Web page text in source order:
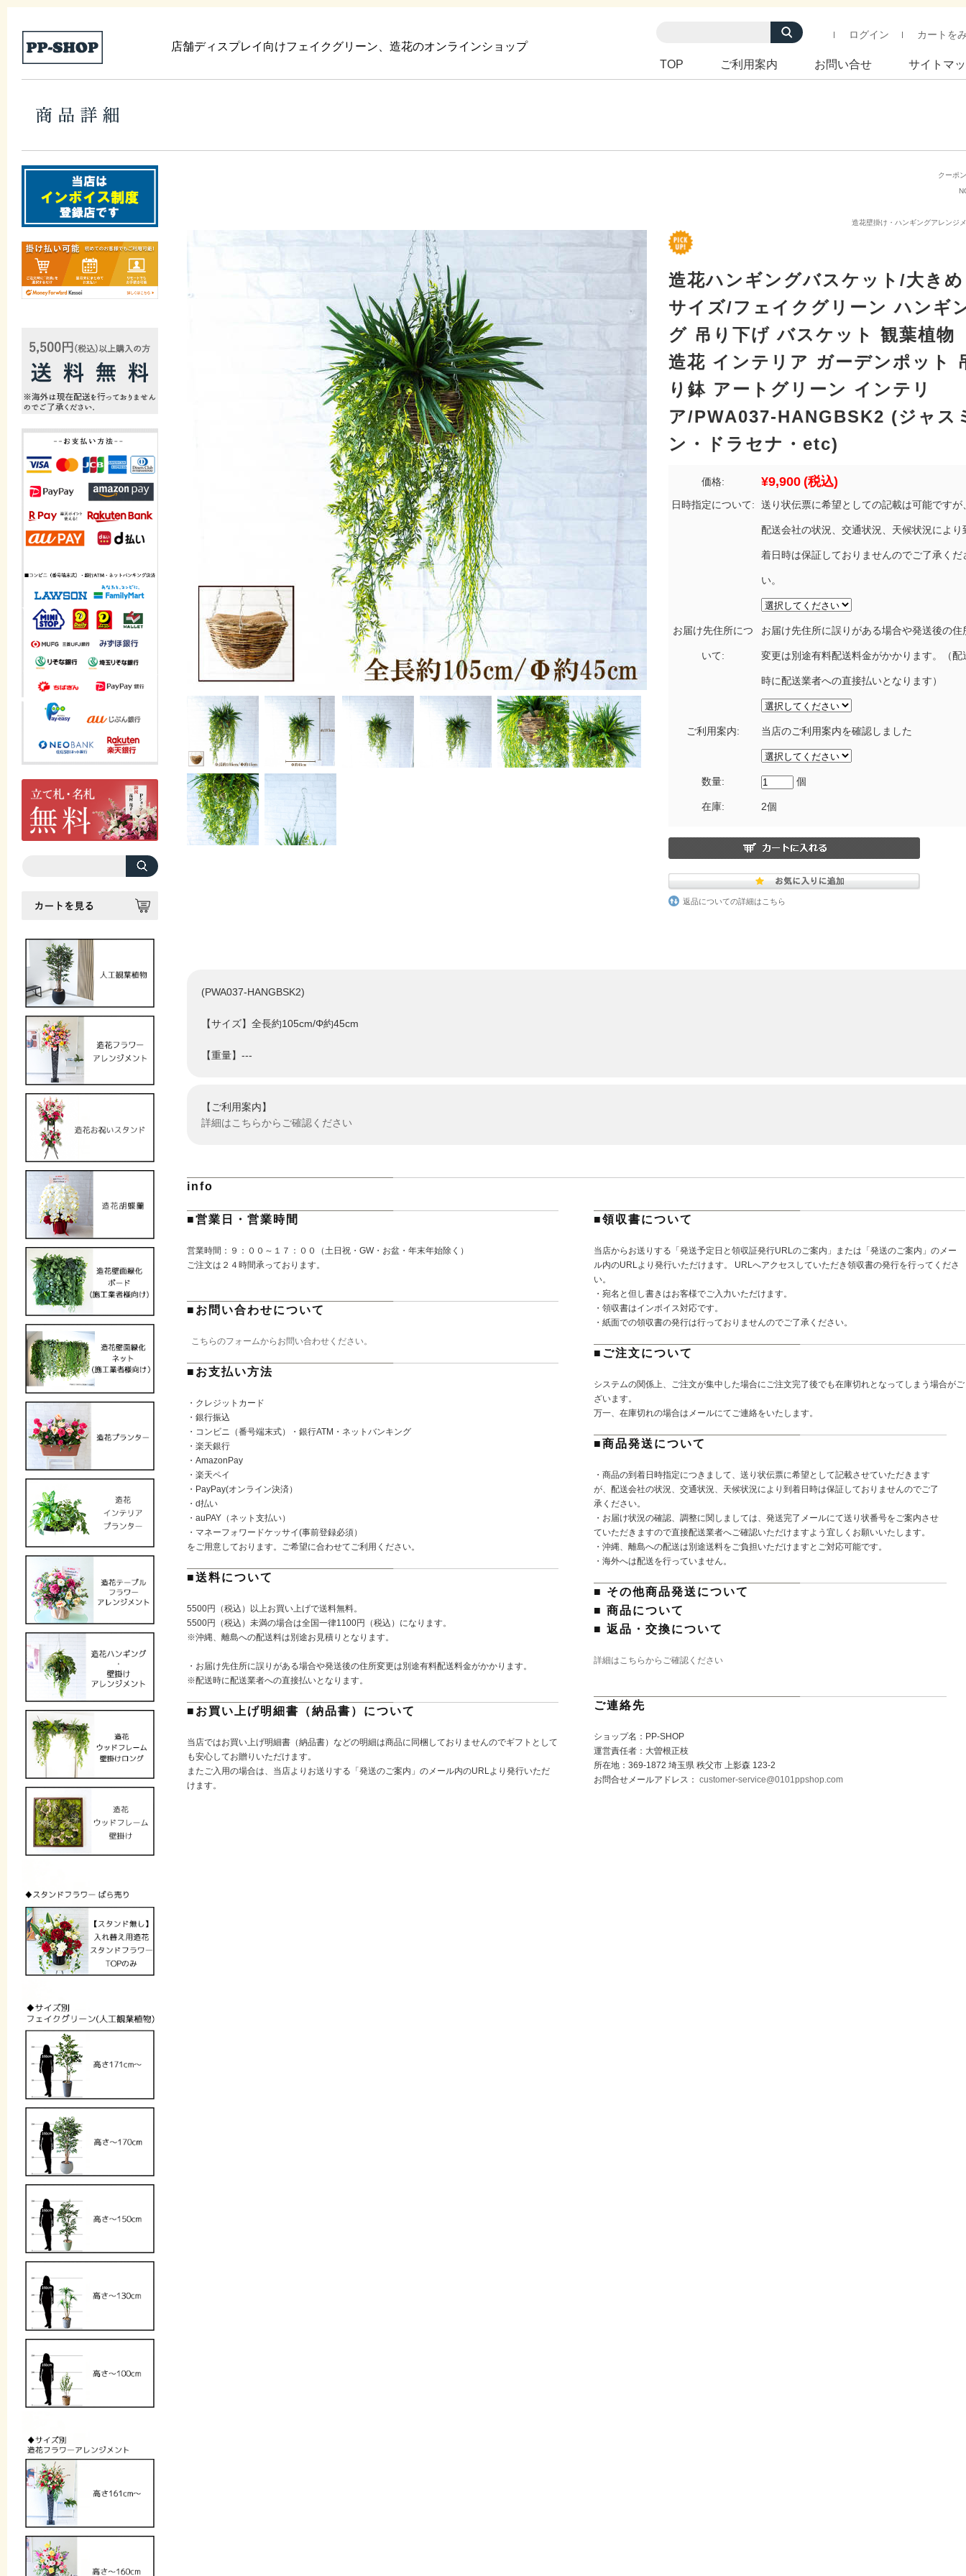
店舗ディスプレイ向けフェイクグリーン、造花のオンラインショップ
ログイン カートを
TOP ご利用案内 お問い合せ サイトマ
クーポ
造花壁掛け・ハンギングアレンジ
造花ハンギングバスケット/大きめ
サイズ/フェイクグリーン ハンギ
グ 吊り下げ バスケット 観葉植物
造花 インテリア ガーデンポット
り鉢 アートグリーン インテリ
ア/PWA037-HANGBSK2 (ジャス
ン・ドラセナ・etc)
価格: ¥9,900 (税込)
日時指定について: 送り状伝票に希望としての記載は可能ですが
配送会社の状況、交通状況、天候状況により
着日時は保証しておりませんのでご了承くだ
い。
お届け先住所につ
いて:
お届け先住所に誤りがある場合や発送後の住
変更は別途有料配送料金がかかります。（配
時に配送業者への直接払いとなります）
ご利用案内: 当店のご利用案内を確認しました
数量: 個
在庫: 2個
返品についての詳細はこちら
(PWA037-HANGBSK2)
【サイズ】全長約105cm/Φ約45cm
【重量】---
【ご利用案内】
詳細はこちらからご確認ください
info
■営業日・営業時間
営業時間：９：００～１７：００（土日祝・GW・お盆・年末年始除く）
ご注文は２４時間承っております。
■お問い合わせについて
こちらのフォームからお問い合わせください。
■お支払い方法
・クレジットカード
・銀行振込
・コンビニ（番号端末式）・銀行ATM・ネットバンキング
・楽天銀行
・AmazonPay
・楽天ペイ
・PayPay(オンライン決済）
・d払い
・auPAY（ネット支払い）
・マネーフォワードケッサイ(事前登録必須）
をご用意しております。ご希望に合わせてご利用ください。
■送料について
5500円（税込）以上お買い上げで送料無料。
5500円（税込）未満の場合は全国一律1100円（税込）になります。
※沖縄、離島への配送料は別途お見積りとなります。
・お届け先住所に誤りがある場合や発送後の住所変更は別途有料配送料金がかかります。
※配送時に配送業者への直接払いとなります。
■お買い上げ明細書（納品書）について
当店ではお買い上げ明細書（納品書）などの明細は商品に同梱しておりませんのでギフトとして
も安心してお贈りいただけます。
またご入用の場合は、当店よりお送りする「発送のご案内」のメール内のURLより発行いただ
けます。
■領収書について
当店からお送りする「発送予定日と領収証発行URLのご案内」または「発送のご案内」のメー
ル内のURLより発行いただけます。 URLへアクセスしていただき領収書の発行を行ってくださ
い。
・宛名と但し書きはお客様でご入力いただけます。
・領収書はインボイス対応です。
・紙面での領収書の発行は行っておりませんのでご了承ください。
■ご注文について
システムの関係上、ご注文が集中した場合にご注文完了後でも在庫切れとなってしまう場合がご
ざいます。
万一、在庫切れの場合はメールにてご連絡をいたします。
■商品発送について
・商品の到着日時指定につきまして、送り状伝票に希望として記載させていただきます
が、配送会社の状況、交通状況、天候状況により到着日時は保証しておりませんのでご了
承ください。
・お届け状況の確認、調整に関しましては、発送完了メールにて送り状番号をご案内させ
ていただきますので直接配送業者へご確認いただけますよう宜しくお願いいたします。
・沖縄、離島への配送は別途送料をご負担いただけますとご対応可能です。
・海外へは配送を行っていません。
■ その他商品発送について
■ 商品について
■ 返品・交換について
詳細はこちらからご確認ください
ご連絡先
ショップ名：PP-SHOP
運営責任者：大曽根正枝
所在地：369-1872 埼玉県 秩父市 上影森 123-2
お問合せメールアドレス：customer-service@0101ppshop.com